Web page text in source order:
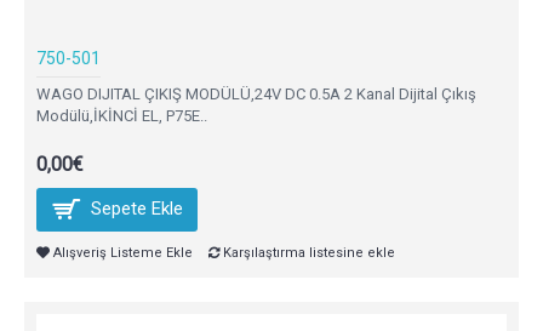
750-501
WAGO DIJITAL ÇIKIŞ MODÜLÜ,24V DC 0.5A 2 Kanal Dijital Çıkış
Modülü,İKİNCİ EL, P75E..
0,00€
Sepete Ekle
Alışveriş Listeme Ekle Karşılaştırma listesine ekle